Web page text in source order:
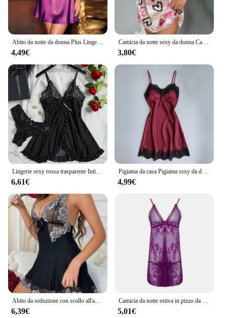
4,49€
Camicia da notte sexy da donna Camicia da notte Lingerie sexy da donna Indumenti da notte in raso di seta Pinting floreale Indumenti da notte Homewear Mini abito
3,80€
6,61€
Pigiama da casa Pigiama sexy da donna con scollo a V e cinturino in pizzo disponibile in più colori Abito da notte sexy da donna
4,99€
6,39€ 5,01€